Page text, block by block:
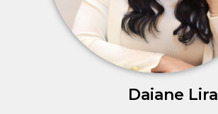
Daiane Lira